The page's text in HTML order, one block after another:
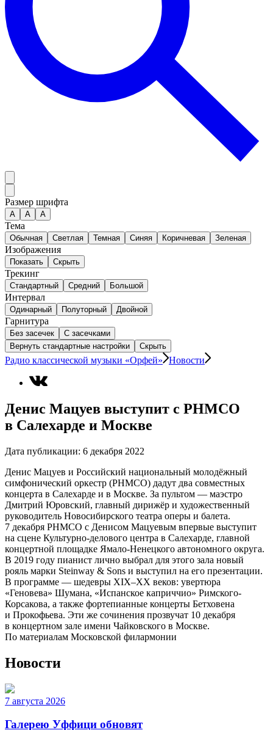
Размер шрифта
А A A
Тема
Обычная Светлая Темная Синяя Коричневая Зеленая
Изображения
Показать Скрыть
Трекинг
Стандартный Средний Большой
Интервал
Одинарный Полуторный Двойной
Гарнитура
Без засечек
С засечками
Вернуть стандартные настройки
Скрыть
Радио классической музыки «Орфей» Новости
Денис Мацуев выступит с РНМСО
в Салехарде и Москве
Дата публикации: 6 декабря 2022
Денис Мацуев и Российский национальный молодёжный
симфонический оркестр (РНМСО) дадут два совместных
концерта в Салехарде и в Москве. За пультом — маэстро
Дмитрий Юровский, главный дирижёр и художественный
руководитель Новосибирского театра оперы и балета.
7 декабря РНМСО с Денисом Мацуевым впервые выступит
на сцене Культурно-делового центра в Салехарде, главной
концертной площадке Ямало-Ненецкого автономного округа.
В 2019 году пианист лично выбрал для этого зала новый
рояль марки Steinway & Sons и выступил на его презентации.
В программе — шедевры XIX–XX веков: увертюра
«Геновева» Шумана, «Испанское каприччио» Римского-
Корсакова, а также фортепианные концерты Бетховена
и Прокофьева. Эти же сочинения прозвучат 10 декабря
в концертном зале имени Чайковского в Москве.
По материалам Московской филармонии
Новости
7 августа 2026
Галерею Уффици обновят